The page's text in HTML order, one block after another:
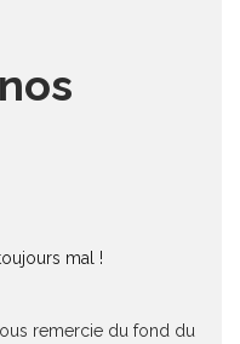
mal !
remercie du fond du